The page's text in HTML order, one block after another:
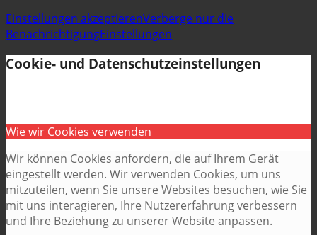
Einstellungen akzeptierenVerberge nur die
BenachrichtigungEinstellungen
Cookie- und Datenschutzeinstellungen
Wie wir Cookies verwenden
Wir können Cookies anfordern, die auf Ihrem Gerät
eingestellt werden. Wir verwenden Cookies, um uns
mitzuteilen, wenn Sie unsere Websites besuchen, wie Sie
mit uns interagieren, Ihre Nutzererfahrung verbessern
und Ihre Beziehung zu unserer Website anpassen.